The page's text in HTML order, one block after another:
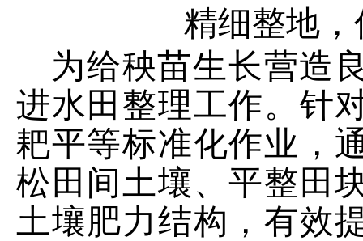
精细整地
为给秧苗生长营造
进水田整理工作。针
耙平等标准化作业，
松田间土壤、平整田
土壤肥力结构，有效